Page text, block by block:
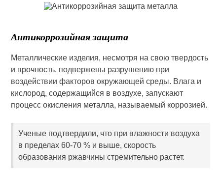
Антикоррозийная защита
Металлические изделия, несмотря на свою твердость
и прочность, подвержены разрушению при
воздействии факторов окружающей среды. Влага и
кислород, содержащийся в воздухе, запускают
процесс окисления металла, называемый коррозией.
Ученые подтвердили, что при влажности воздуха
в пределах 60-70 % и выше, скорость
образования ржавчины стремительно растет.